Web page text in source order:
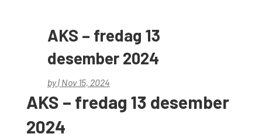
AKS – fredag 13
desember 2024
by| Nov 15, 2024
AKS – fredag 13 desember
2024